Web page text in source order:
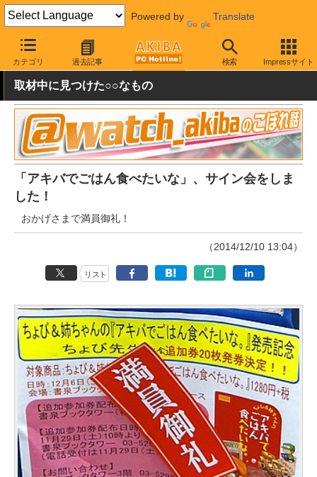
Powered by Translate
カテゴリ 過去記事 検索 Impressサイト
AKIBA PC Hotline! 秋葉原情報 イベント情報 その他
取材中に見つけた○○なもの
「アキバでごはん食べたいな」、サイン会をしま
した！
おかげさまで満員御礼！
（2014/12/10 13:04）
リスト